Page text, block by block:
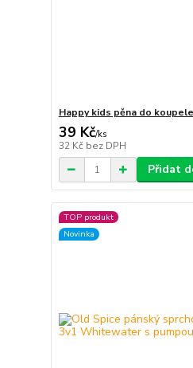
Happy kids pěna do
39 Kč/ks
32 Kč bez DPH
Přidat
TOP produkt
Novinka